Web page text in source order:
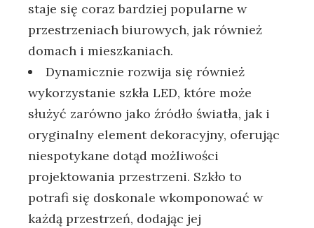
staje‍ się coraz ‌bardziej⁢ popularne w⁣
przestrzeniach biurowych, jak również
domach i mieszkaniach.
Dynamicznie rozwija⁢ się również
wykorzystanie szkła ⁢LED, które⁤ może
służyć⁣ zarówno jako źródło ​światła, jak i
⁢oryginalny element ⁤dekoracyjny, oferując
niespotykane dotąd⁢ możliwości
projektowania przestrzeni. Szkło to
potrafi się doskonale wkomponować w
⁢każdą przestrzeń, dodając jej​